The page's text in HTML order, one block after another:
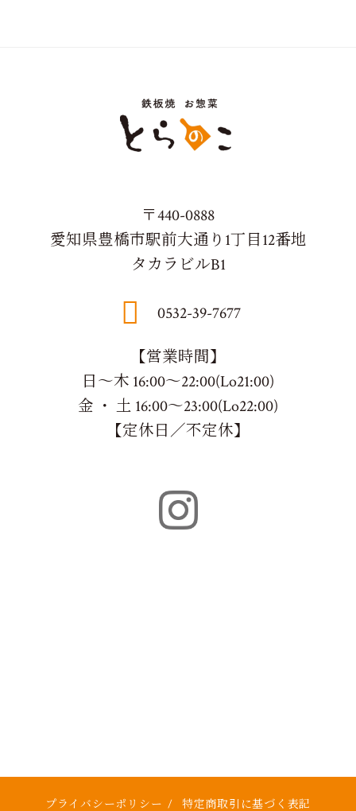
〒440-0888
愛知県豊橋市駅前大通り1丁目12番地
タカラビルB1
0532-39-7677
【営業時間】
日～木 16:00～22:00(Lo21:00)
金 ・ 土 16:00～23:00(Lo22:00)
【定休日／不定休】
プライバシーポリシー / 特定商取引に基づく表記